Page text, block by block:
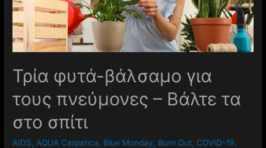
Τρία φυτά-βάλσαμο για
τους πνεύμονες – Βάλτε τα
στο σπίτι
AIDS, AQUA Carpatica, Blue Monday, Burn Out, COVID-19,